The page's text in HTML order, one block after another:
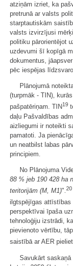
atziņām izriet, ka
pretrunā ar valsts
starptautiskām
valsts izvirzījusi
politiku pārorientējot
uzdevumi šī kopīgā
dokumentus,
pēc iespējas
Plānojumā
(turpmāk - TIN),
pašpatēriņam. TIN19
daļu Pašvaldības
aizliegumi ir noteikti
pamatoti. Ja
un neatbilst labas
principiem.
No Plānojuma
88 % jeb 190 428 ha
teritorijām (M, M1)". 20
ilgtspējīgas attīstības
perspektīvai īpaša
tehnoloģiju izstrādi,
pievienoto vērtību,
saistībā ar AER
Savukārt